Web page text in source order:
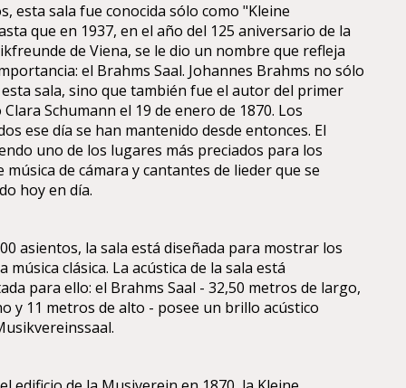
esta sala fue conocida sólo como "Kleine
que en 1937, en el año del 125 aniversario de la
de Viena, se le dio un nombre que refleja
el Brahms Saal. Johannes Brahms no sólo
sala, sino que también fue el autor del primer
Schumann el 19 de enero de 1870. Los
ese día se han mantenido desde entonces. El
uno de los lugares más preciados para los
de cámara y cantantes de lieder que se
hoy en día.
asientos, la sala está diseñada para mostrar los
música clásica. La acústica de la sala está
para ello: el Brahms Saal - 32,50 metros de largo,
y 11 metros de alto - posee un brillo acústico